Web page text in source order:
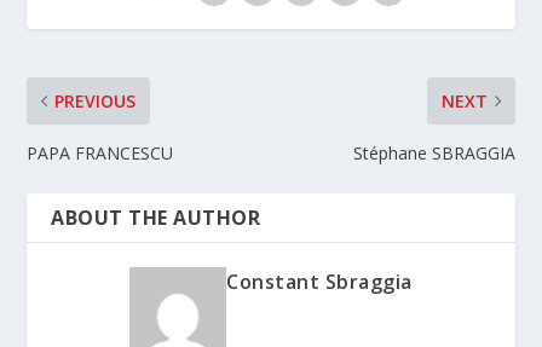
PREVIOUS
PAPA FRANCESCU
NEXT
Stéphane SBRAGGIA
ABOUT THE AUTHOR
Constant Sbraggia